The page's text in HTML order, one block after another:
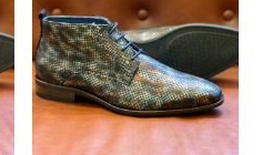
optie
kan
gekozen
worden
de
kan
op